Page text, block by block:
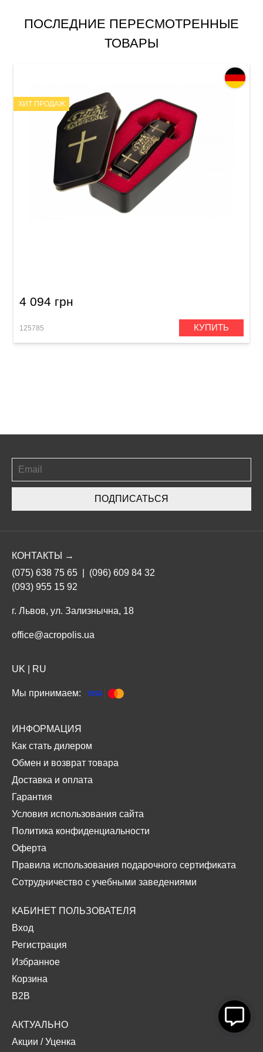
ПОСЛЕДНИЕ ПЕРЕСМОТРЕННЫЕ
ТОВАРЫ
ХИТ ПРОДАЖ
4 094 грн
125785 КУПИТЬ
ПОДПИСАТЬСЯ
КОНТАКТЫ →
(075) 638 75 65
(096) 609 84 32
(093) 955 15 92
г. Львов, ул. Зализнычна, 18
office@acropolis.ua
UK RU
Мы принимаем:
ИНФОРМАЦИЯ
Как стать дилером
Обмен и возврат товара
Доставка и оплата
Гарантия
Условия использования сайта
Политика конфиденциальности
Оферта
Правила использования подарочного сертификата
Сотрудничество с учебными заведениями
КАБИНЕТ ПОЛЬЗОВАТЕЛЯ
Вход
Регистрация
Избранное
Корзина
B2B
АКТУАЛЬНО
Акции /Уценка